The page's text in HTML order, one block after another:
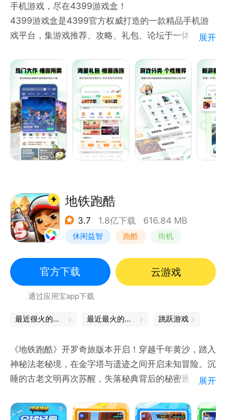
手机游戏，尽在4399游戏盒！
4399游戏盒是4399官方权威打造的一款精品手机游
戏平台，集游戏推荐、攻略、礼包、论坛于一体。
展示个人风采等诸多特点，您可随时随地一键安装，十
万海量游戏经由资深玩家强力推荐、精彩的游戏视频解
说、高玩的游戏攻略评测，人气爆棚的游戏社区，让玩
家畅游其中，百玩不厌！
展开
地铁跑酷
3.7 1.8亿下载 616.84 MB
休闲益智 跑酷 街机
创梦天地
官方下载 云游戏
通过应用宝app下载
最近很火的游戏 最近最火的游戏 跳跃游戏
《地铁跑酷》开罗奇旅版本开启！穿越千年黄沙，踏入
神秘法老秘境，在金字塔与遗迹之间开启未知冒险。沉
睡的古老文明再次苏醒，失落秘典背后的秘密逐渐浮
登场，开启围绕古老力量的全新篇章。全新活动同步开
展开